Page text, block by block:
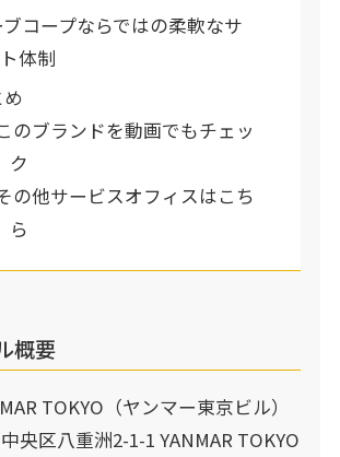
コープならではの柔軟なサ
体制
のブランドを動画でもチェッ
ク
の他サービスオフィスはこち
ら
概要
TOKYO（ヤンマー東京ビル）
央区八重洲2-1-1 YANMAR TOKYO